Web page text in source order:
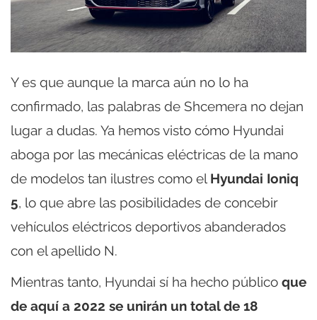
Y es que aunque la marca aún no lo ha
confirmado, las palabras de Shcemera no dejan
lugar a dudas. Ya hemos visto cómo Hyundai
aboga por las mecánicas eléctricas de la mano
de modelos tan ilustres como el Hyundai Ioniq
5, lo que abre las posibilidades de concebir
vehículos eléctricos deportivos abanderados
con el apellido N.
Mientras tanto, Hyundai sí ha hecho público que
de aquí a 2022 se unirán un total de 18